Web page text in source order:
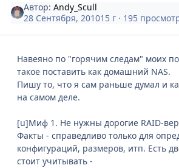
Автор:Andy_Scull
28 Сентября, 201015 г · 195
Навеяно по "горячим следам" моих
такое поставить как домашний NAS.
Пишу то, что я сам раньше думал и
на самом деле.
[u]Миф 1. Не нужны дорогие RAID-
Факты - справедливо только для
конфигураций, размеров, итп. Есть
стоит учитывать -